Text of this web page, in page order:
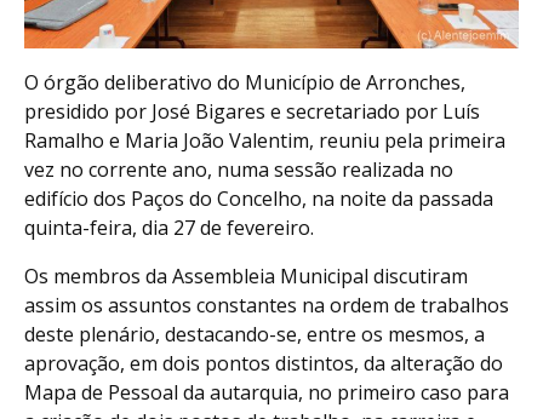
O órgão deliberativo do Município de Arronches,
presidido por José Bigares e secretariado por Luís
Ramalho e Maria João Valentim, reuniu pela primeira
vez no corrente ano, numa sessão realizada no
edifício dos Paços do Concelho, na noite da passada
quinta-feira, dia 27 de fevereiro.
Os membros da Assembleia Municipal discutiram
assim os assuntos constantes na ordem de trabalhos
deste plenário, destacando-se, entre os mesmos, a
aprovação, em dois pontos distintos, da alteração do
Mapa de Pessoal da autarquia, no primeiro caso para